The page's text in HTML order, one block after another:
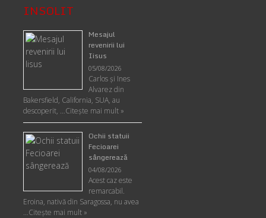
INSOLIT
Mesajul
revenirii lui
Iisus
05/08/2026
Carlos şi Ines
Alvarez din
Bakersfield, California, SUA, au
descoperit, …Citeşte mai mult »
Ochii statuii
Fecioarei
sângerează
04/08/2026
Acest caz este
remarcabil.
Eroina, nativă din Saragossa, nu avea
…Citeşte mai mult »